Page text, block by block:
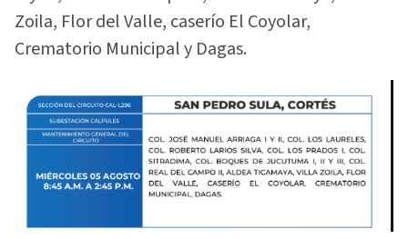
Zoila, Flor del Valle, caserío El Coyolar,
Crematorio Municipal y Dagas.